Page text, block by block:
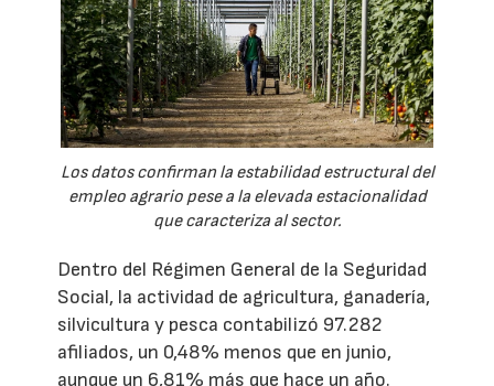
Los datos confirman la estabilidad estructural del
empleo agrario pese a la elevada estacionalidad
que caracteriza al sector.
Dentro del Régimen General de la Seguridad
Social, la actividad de agricultura, ganadería,
silvicultura y pesca contabilizó 97.282
afiliados, un 0,48% menos que en junio,
aunque un 6,81% más que hace un año.